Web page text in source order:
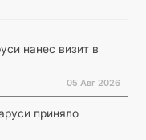
нанес визит в
05 Авг 2026
приняло